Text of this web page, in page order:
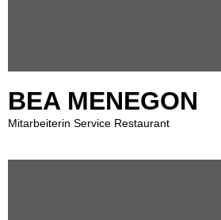
BEA MENEGON
Mitarbeiterin Service Restaurant